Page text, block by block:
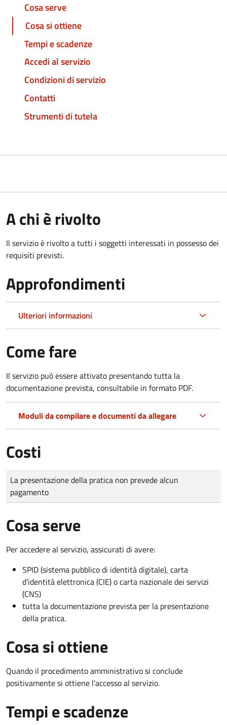
Cosa serve
Cosa si ottiene
Tempi e scadenze
Accedi al servizio
Condizioni di servizio
Contatti
Strumenti di tutela
A chi è rivolto
Il servizio è rivolto a tutti i soggetti interessati in possesso dei
requisiti previsti.
Approfondimenti
Ulteriori informazioni
Come fare
Il servizio può essere attivato presentando tutta la
documentazione prevista, consultabile in formato PDF.
Moduli da compilare e documenti da allegare
Costi
Tipo di pagamento
Importo
La presentazione della pratica non prevede alcun
pagamento
Cosa serve
Per accedere al servizio, assicurati di avere:
SPID (sistema pubblico di identità digitale), carta
d’identità elettronica (CIE) o carta nazionale dei servizi
(CNS)
tutta la documentazione prevista per la presentazione
della pratica.
Cosa si ottiene
Quando il procedimento amministrativo si conclude
positivamente si ottiene l'accesso al servizio.
Tempi e scadenze